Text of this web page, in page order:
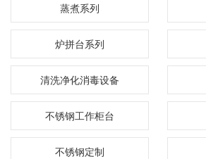
蒸煮系列
炉拼台系列
清洗净化消毒设备
不锈钢工作柜台
不锈钢定制